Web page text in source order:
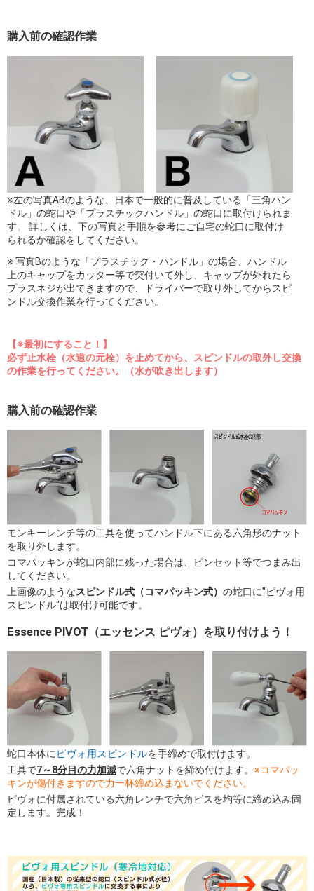
購入前の確認作業
※左の写真ABのような、日本で一般的に普及している「三角ハン
ドル」の蛇口や「プラスチックハンドル」の蛇口に取付けられま
す。 詳しくは、下の写真と手順を参考にご自宅の蛇口に取付け
られるか確認をしてください。
※ 写真Bのような「プラスチック・ハンドル」の場合、ハンドル
上のキャップをカッター等で突付いて外し、キャップが外れたら
プラスネジが出てきますので、ドライバーで取り外してからスピ
ンドル交換作業を行ってください。
【※最初にすること！】
必ず止水栓（水道の元栓）を止めてから、スピンドルの取外し交換
の作業を行ってください。（水が吹き出します）
購入前の確認作業
モンキーレンチ等の工具を使ってハンドル下にある六角形のナット
を取り外します。
コマパッキンが蛇口内部に残った場合は、ピンセット等でつまみ出
してください。
上画像のようなスピンドル式（コマパッキン式） の蛇口に"ピヴォ用
スピンドル"は取付け可能です。
Essence PIVOT（エッセンス ピヴォ）を取り付けよう！
蛇口本体にピヴォ用スピンドルを手締めで取付けます。
工具で7～8分目の力加減で六角ナットを締め付けます。 ※コマパッ
キンが傷付きますので力一杯締め込まないでください。
ピヴォに付属されている六角レンチで六角ビスを均等に締め込み固
定します。完成！